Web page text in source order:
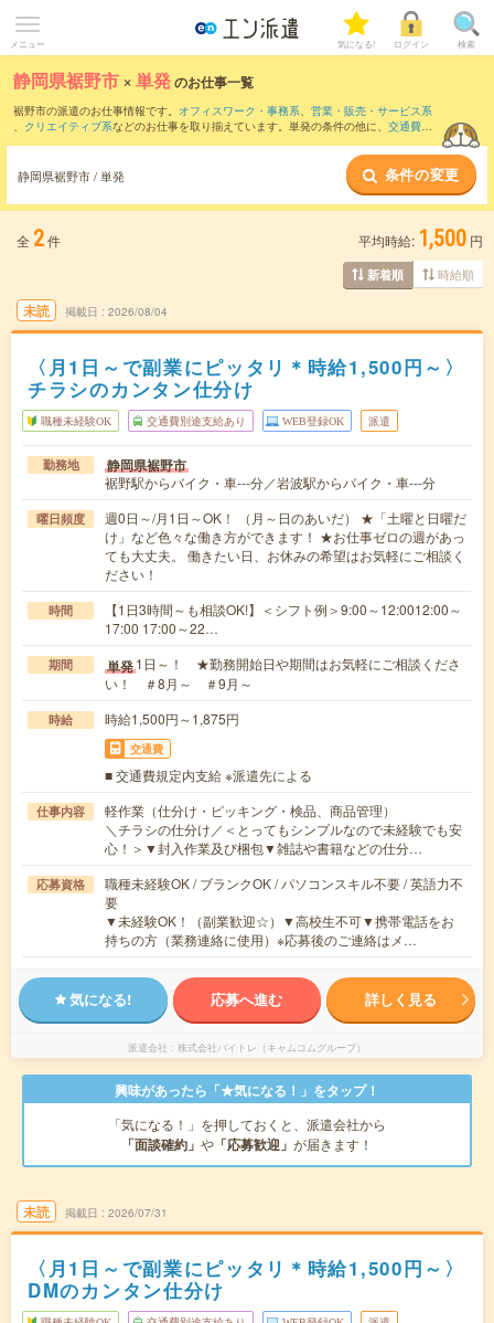
メニュー 気になる! ログイン 検索
静岡県裾野市 ×単発のお仕事一覧
裾野市の派遣のお仕事情報です。 オフィスワーク・事務系、 営業・販売・サービス系
、 クリエイティブ系などのお仕事を取り揃えています。単発の条件の他に、 交通費別
静岡県裾野市 / 単発 条件の変更
全 2件 平均時給: 1,500 円
新着順 時給順
未読 掲載日 2026/08/04
〈月1日～で副業にピッタリ＊時給1,500円～〉
チラシのカンタン仕分け
職種未経験OK 交通費別途支給あり WEB登録OK 派遣
勤務地 静岡県裾野市
裾野駅からバイク・車---分／岩波駅からバイク・車---分
曜日頻度
週0日～/月1日～OK！ （月～日のあいだ） ★「土曜と日曜だ
け」など色々な働き方ができます！ ★お仕事ゼロの週があっ
ても大丈夫。 働きたい日、お休みの希望はお気軽にご相談く
ださい！
時間
【1日3時間～も相談OK!】＜シフト例＞9:00～12:0012:00～
17:00 17:00～22…
期間 単発1日～！ ★勤務開始日や期間はお気軽にご相談くださ
い！ ＃8月～ ＃9月～
時給 時給1,500円～1,875円
交通費
■ 交通費規定内支給 ※派遣先による
仕事内容
軽作業（仕分け・ピッキング・検品、商品管理）
＼チラシの仕分け／＜とってもシンプルなので未経験でも安
心！＞▼封入作業及び梱包▼雑誌や書籍などの仕分…
応募資格
職種未経験OK / ブランクOK / パソコンスキル不要 / 英語力不
要
▼未経験OK！（副業歓迎☆）▼高校生不可▼携帯電話をお
持ちの方（業務連絡に使用）※応募後のご連絡はメ…
気になる! 応募へ進む 詳しく見る
派遣会社 株式会社バイトレ（キャムコムグループ）
興味があったら「★気になる！」をタップ！
「気になる！」を押しておくと、派遣会社から
「面談確約」 や 「応募歓迎」 が届きます！
未読 掲載日 2026/07/31
〈月1日～で副業にピッタリ＊時給1,500円～〉
DMのカンタン仕分け